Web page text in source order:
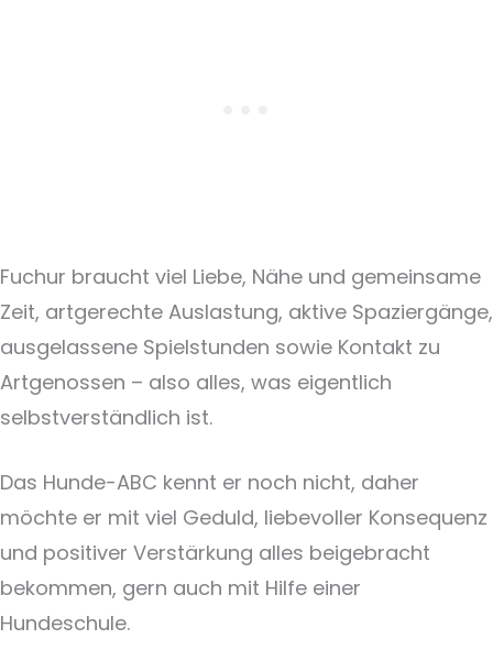
Fuchur braucht viel Liebe, Nähe und gemeinsame
Zeit, artgerechte Auslastung, aktive Spaziergänge,
ausgelassene Spielstunden sowie Kontakt zu
Artgenossen – also alles, was eigentlich
selbstverständlich ist.
Das Hunde-ABC kennt er noch nicht, daher
möchte er mit viel Geduld, liebevoller Konsequenz
und positiver Verstärkung alles beigebracht
bekommen, gern auch mit Hilfe einer
Hundeschule.